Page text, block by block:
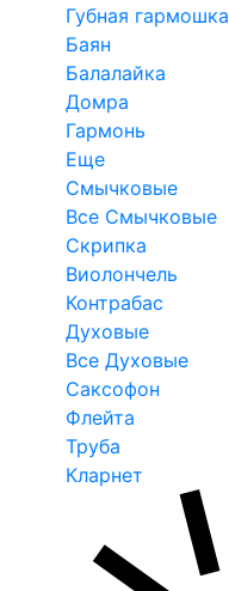
Губная гармошка
Баян
Балалайка
Домра
Гармонь
Еще
Смычковые
Все Смычковые
Скрипка
Виолончель
Контрабас
Духовые
Все Духовые
Саксофон
Флейта
Труба
Кларнет